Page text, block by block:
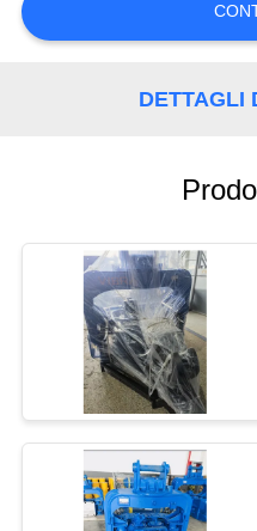
NOTIZIE
CITAZIONE
SITEMAP
PRIVACY
POLICY
DETTAGLI